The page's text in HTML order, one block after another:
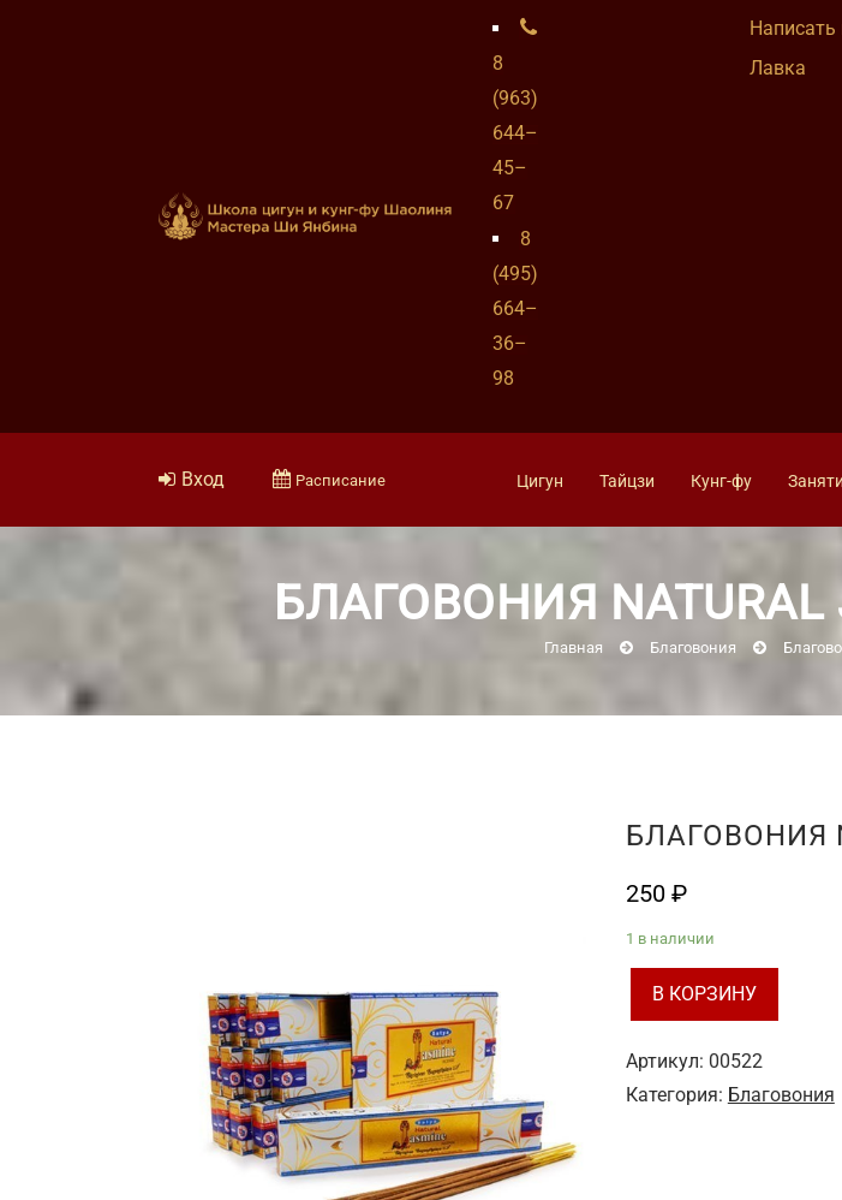
8
(963)
644–
45–
67
8
(495)
664–
36–
98
Написать
Лавка
Вход Расписание Цигун Тайцзи Кунг-фу
БЛАГОВОНИЯ NATURAL
Главная Благовония
БЛАГОВОНИЯ
250 ₽
1 в наличии
Благовония
Natural
В КОРЗИНУ
Артикул: 00522
Категория: Благовония